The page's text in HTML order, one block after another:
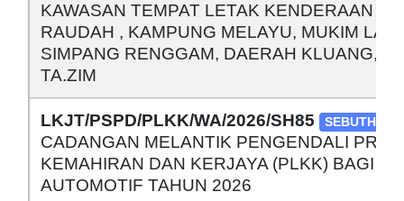
KAWASAN TEMPAT LETAK KENDERAAN DI
RAUDAH , KAMPUNG MELAYU, MUKIM
SIMPANG RENGGAM, DAERAH KLUANG,
TA.ZIM
LKJT/PSPD/PLKK/WA/2026/SH85
CADANGAN MELANTIK PENGENDALI
KEMAHIRAN DAN KERJAYA (PLKK) BAGI
AUTOMOTIF TAHUN 2026